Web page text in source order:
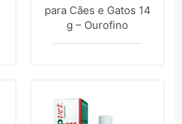
para Cães e Gatos 14
g – Ourofino